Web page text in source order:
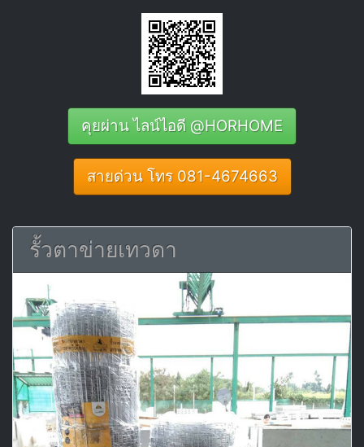
คุยผ่าน ไลน์ไอดี @HORHOME
สายด่วน โทร 081-4674663
รั้วตาข่ายเทวดา